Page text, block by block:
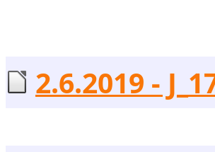
2.6.2019 -